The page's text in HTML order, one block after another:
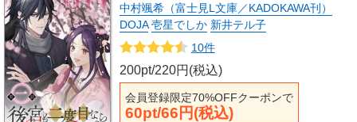
中村颯希（富士見L文庫／KADOKAWA刊）
DOJA 壱星でしか 新井テル子
10件
200pt/220円(税込)
会員登録限定70%OFFクーポンで
60pt/66円(税込)